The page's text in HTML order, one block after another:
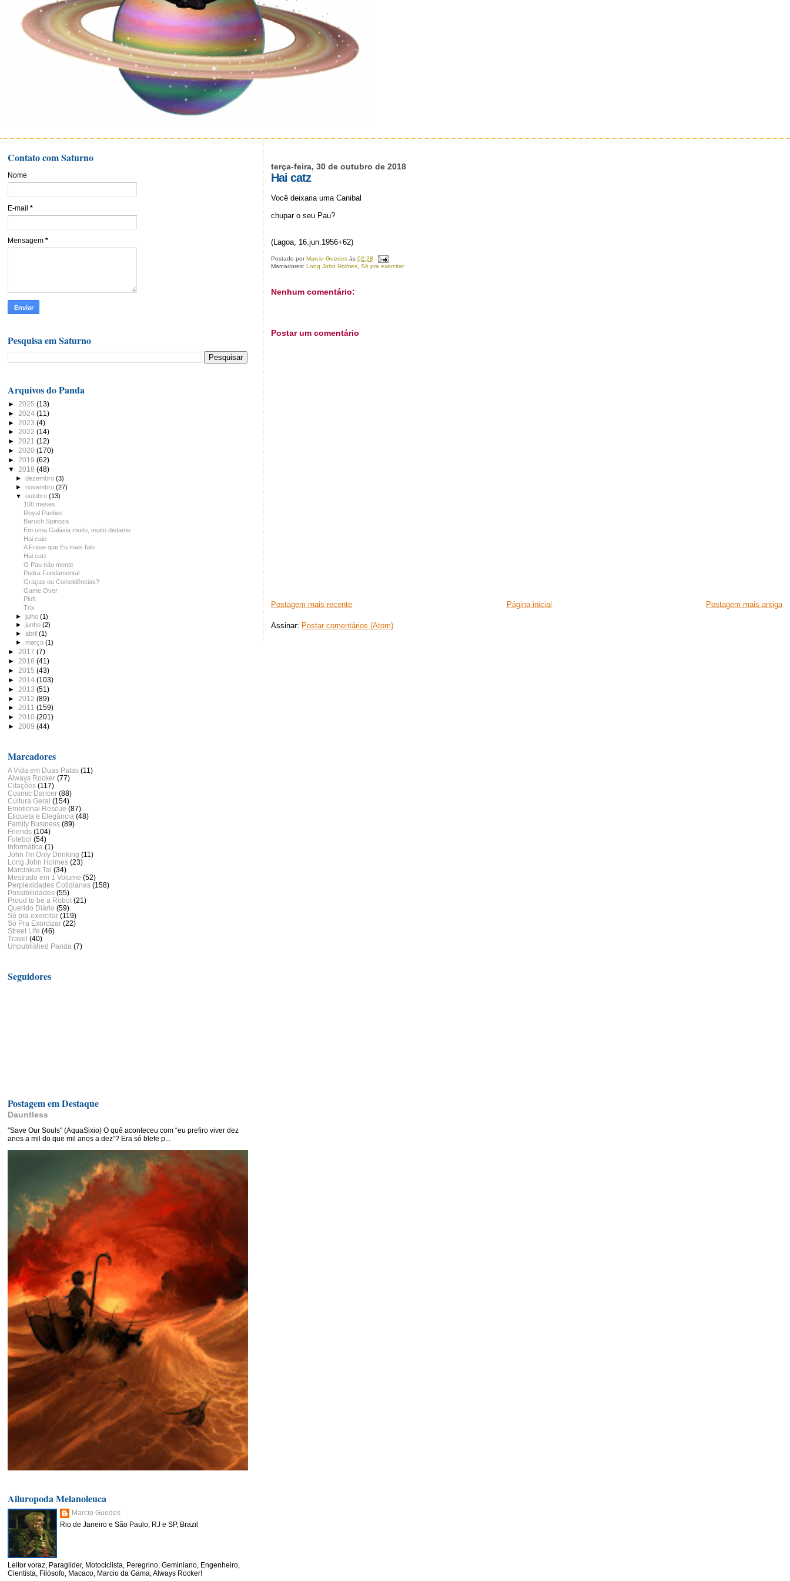
terça-feira, 30 de outubro de 2018
Hai catz
Você deixaria uma Canibal
chupar o seu Pau?
(Lagoa, 16.jun.1956+62)
Postado porMarcio Guedes às02:28
Marcadores:Long John Holmes ,Só pra exercitar
Nenhum comentário:
Postar um comentário
Postagem mais recente Postagem mais antiga
Página inicial
Assinar: Postar comentários (Atom)
Contato com Saturno
Nome
E-mail *
Mensagem *
Pesquisa em Saturno
Arquivos do Panda
► 2025 (13)
► 2024 (11)
► 2023 (4)
► 2022 (14)
► 2021 (12)
► 2020 (170)
► 2019 (62)
▼ 2018 (48)
►dezembro(3)
►novembro(27)
▼outubro(13)
100 meses
Royal Panties
Baruch Spinoza
Em uma Galáxia muito, muito distante
Hai caio
A Frase que Eu mais falo
Hai catz
O Pau não mente
Pedra Fundamental
Graças ou Coincidências?
Game Over
Pluft
Trix
►julho(1)
►junho(2)
►abril(1)
►março(1)
► 2017 (7)
► 2016 (41)
► 2015 (43)
► 2014 (103)
► 2013 (51)
► 2012 (89)
► 2011 (159)
► 2010 (201)
► 2009 (44)
Marcadores
A Vida em Duas Patas (11)
Always Rocker (77)
Citações (117)
Cosmic Dancer (88)
Cultura Geral (154)
Emotional Rescue (87)
Etiqueta e Elegância (48)
Family Business (89)
Friends (104)
Futebol (54)
Informática (1)
John I'm Only Drinking (11)
Long John Holmes (23)
Marcinkus Tai (34)
Mestrado em 1 Volume (52)
Perplexidades Cotidianas (158)
Possibilidades (55)
Proud to be a Robot (21)
Querido Diário (59)
Só pra exercitar (119)
Só Pra Exorcizar (22)
Street Life (46)
Travel (40)
Unpublished Panda (7)
Seguidores
Postagem em Destaque
Dauntless
"Save Our Souls" (AquaSixio) O quê aconteceu com “eu prefiro viver dez
anos a mil do que mil anos a dez”? Era só blefe p...
Ailuropoda Melanoleuca
Marcio Guedes
Rio de Janeiro e São Paulo, RJ e SP, Brazil
Leitor voraz, Paraglider, Motociclista, Peregrino, Geminiano, Engenheiro,
Cientista, Filósofo, Macaco, Marcio da Gama, Always Rocker!